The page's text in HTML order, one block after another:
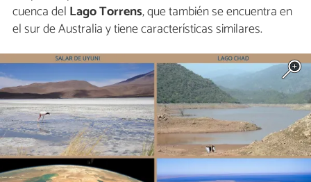
cuenca del Lago Torrens, que también se encuentra en
el sur de Australia y tiene características similares.